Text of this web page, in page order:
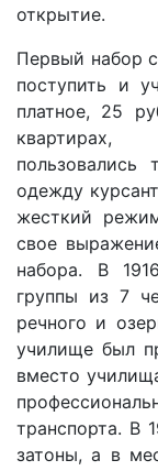
открытие.
Первый набор
поступить и
платное, 25
пользовались
одежду
жесткий
свое
набора. В
группы из 7
речного и
училище был
вместо
транспорта. В
затоны, а в